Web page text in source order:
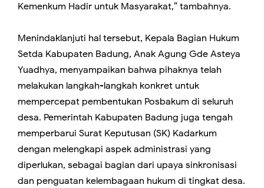
Kemenkum Hadir untuk Masyarakat,” tambahnya.
Menindaklanjuti hal tersebut, Kepala Bagian Hukum
Setda Kabupaten Badung, Anak Agung Gde Asteya
Yuadhya, menyampaikan bahwa pihaknya telah
melakukan langkah-langkah konkret untuk
mempercepat pembentukan Posbakum di seluruh
desa. Pemerintah Kabupaten Badung juga tengah
memperbarui Surat Keputusan (SK) Kadarkum
dengan melengkapi aspek administrasi yang
diperlukan, sebagai bagian dari upaya sinkronisasi
dan penguatan kelembagaan hukum di tingkat desa.